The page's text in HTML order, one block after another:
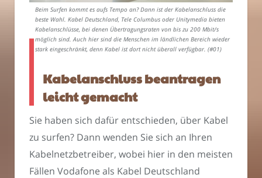
Beim Surfen kommt es aufs Tempo an? Dann ist der Kabelanschluss die
beste Wahl. Kabel Deutschland, Tele Columbus oder Unitymedia bieten
Kabelanschlüsse, bei denen Übertragungsraten von bis zu 200 Mbit/s
möglich sind. Auch hier sind die Menschen im ländlichen Bereich wieder
stark eingeschränkt, denn Kabel ist dort nicht überall verfügbar. (#01)
Kabelanschluss beantragen
leicht gemacht
Sie haben sich dafür entschieden, über Kabel
zu surfen? Dann wenden Sie sich an Ihren
Kabelnetzbetreiber, wobei hier in den meisten
Fällen Vodafone als Kabel Deutschland